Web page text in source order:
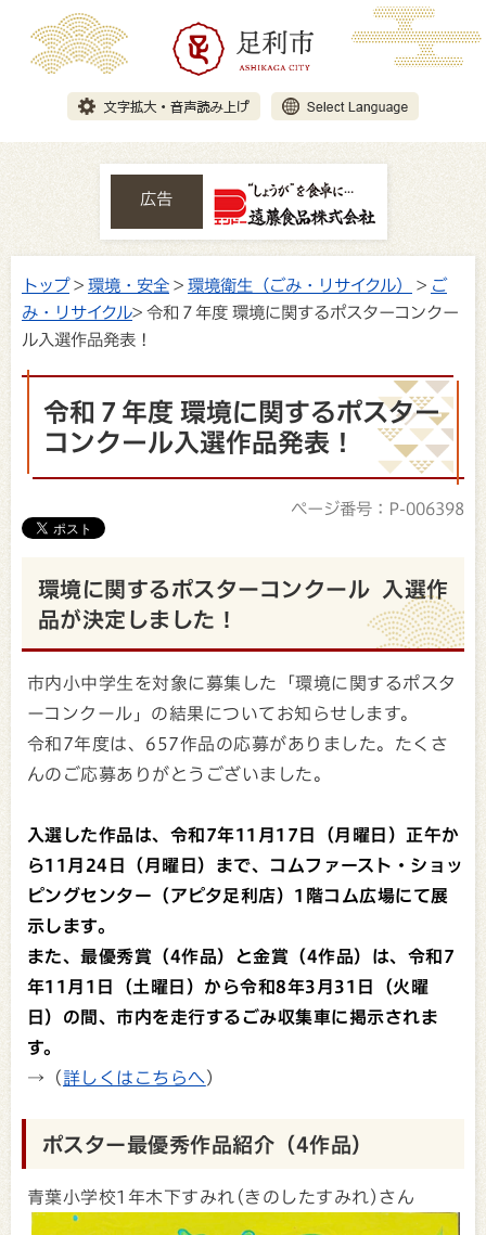
広告
トップ> 環境・安全 > 環境衛生（ごみ・リサイクル） > ご
み・リサイクル> 令和７年度 環境に関するポスターコンクー
ル入選作品発表！
令和７年度 環境に関するポスター
コンクール入選作品発表！
ページ番号：P-006398
環境に関するポスターコンクール 入選作
品が決定しました！
市内小中学生を対象に募集した「環境に関するポスタ
ーコンクール」の結果についてお知らせします。
令和7年度は、657作品の応募がありました。たくさ
んのご応募ありがとうございました。
入選した作品は、令和7年11月17日（月曜日）正午か
ら11月24日（月曜日）まで、コムファースト・ショッ
ピングセンター（アピタ足利店）1階コム広場にて展
示します。
また、最優秀賞（4作品）と金賞（4作品）は、令和 7
年11 月 1 日（土曜日）から令和8年3 月 31 日（火曜
日）の間、市内を走行するごみ収集車に掲示されま
す。
→ （ 詳しくはこちらへ ）
ポスター最優秀作品紹介（4作品）
青葉小学校1年木下すみれ(きのしたすみれ)さん